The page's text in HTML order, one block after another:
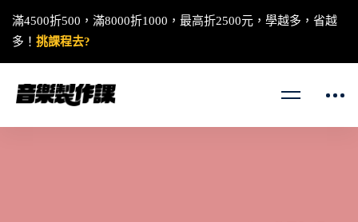
完美打造電吉他音色
滿4500折500，滿8000折1000，最高折2500元，學越多，省越
多！ 挑課程去?